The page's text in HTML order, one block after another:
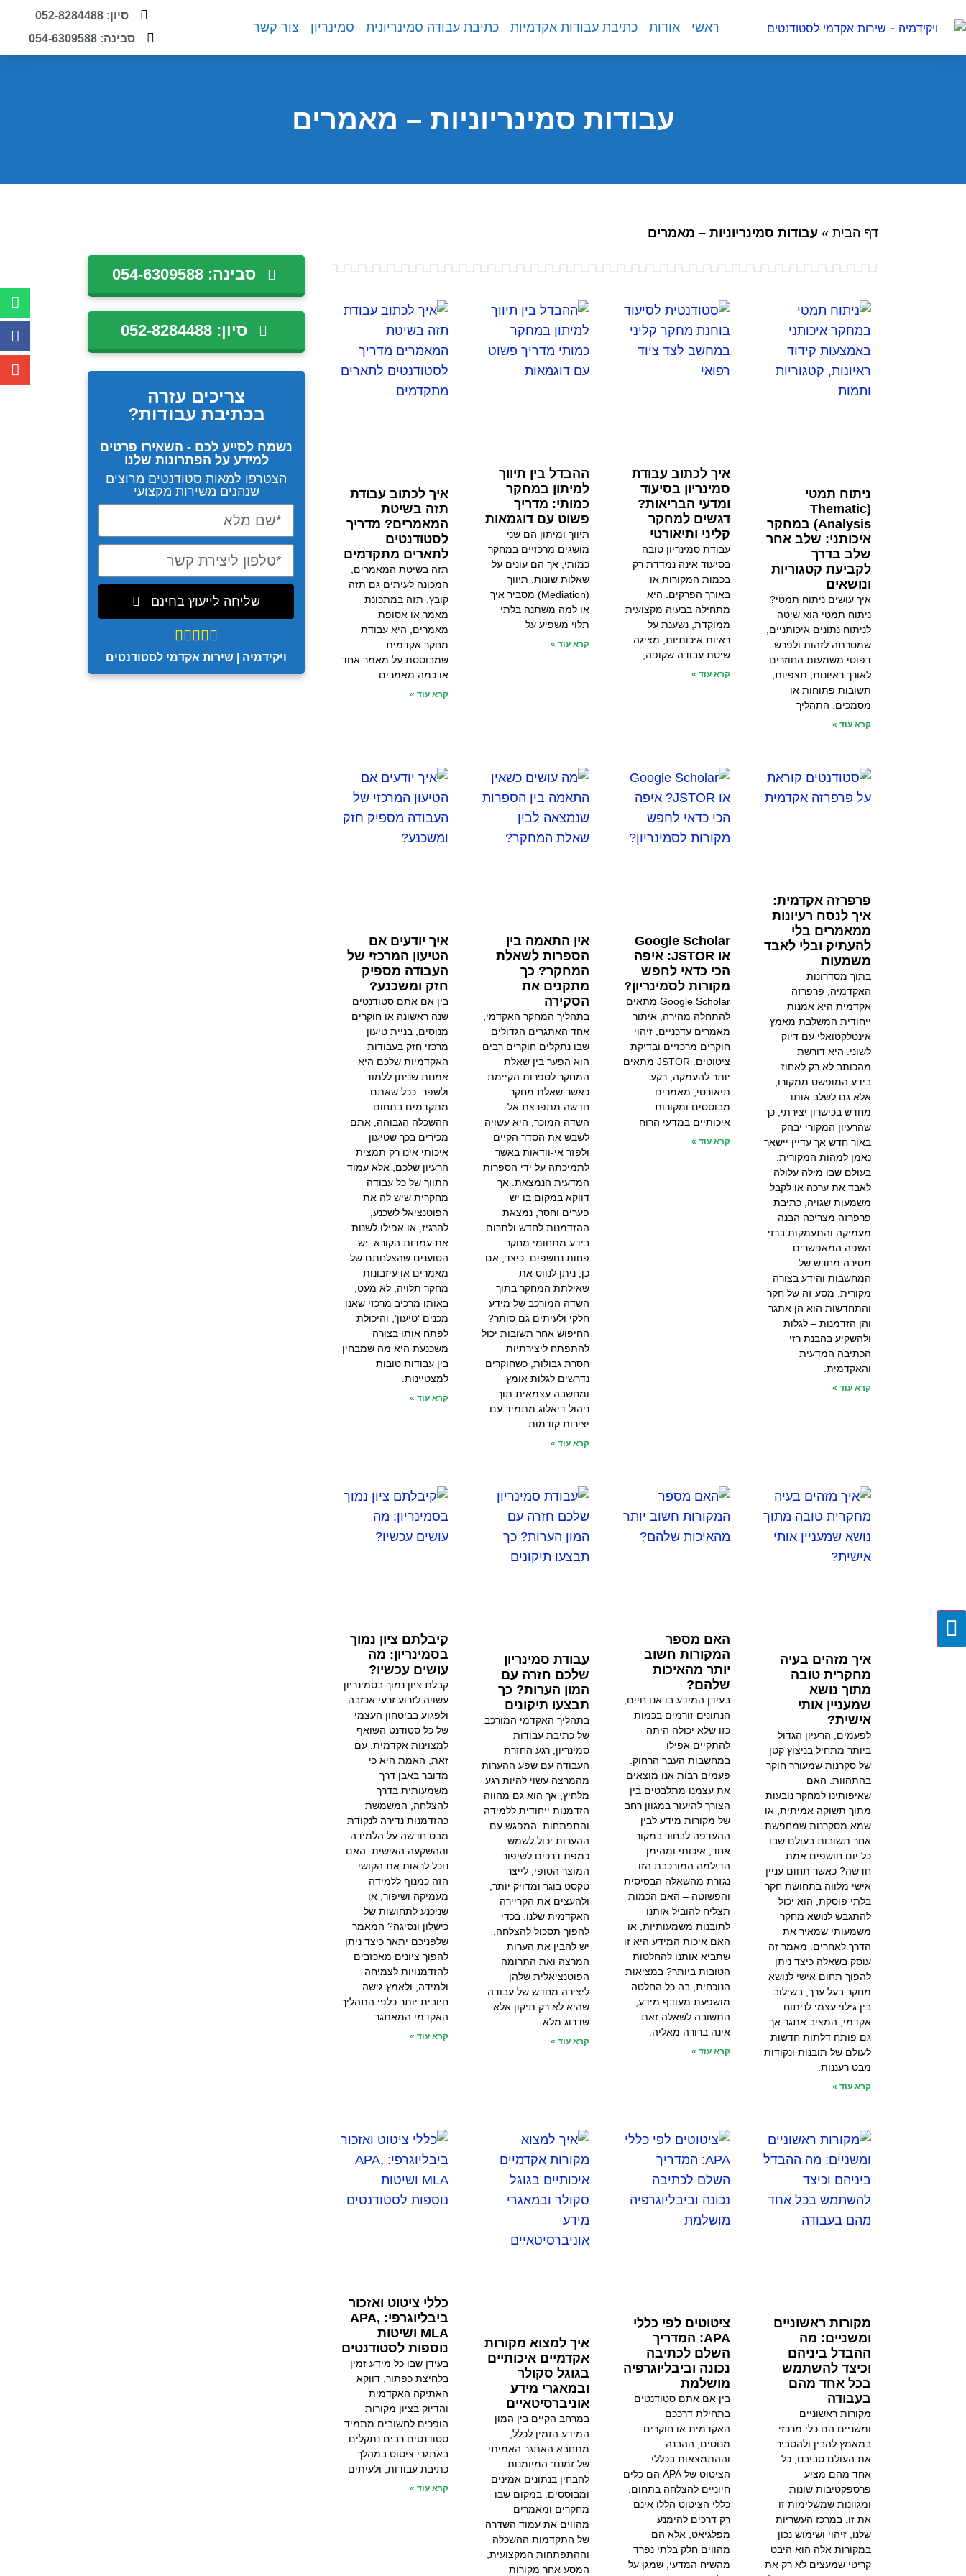
ראשי אודות כתיבת עבודות אקדמיות כתיבת עבודה סמינריונית סמינריון צור קשר
סיון: 052-8284488
סבינה: 054-6309588
עבודות סמינריוניות – מאמרים
דף הבית » עבודות סמינריוניות – מאמרים
ניתוח תמטי
(Thematic
Analysis) במחקר
איכותני: שלב אחר
שלב בדרך
לקביעת קטגוריות
ונושאים
איך עושים ניתוח תמטי?
ניתוח תמטי הוא שיטה
לניתוח נתונים איכותניים,
שמטרתה לזהות ולפרש
דפוסי משמעות החוזרים
לאורך ראיונות, תצפיות,
תשובות פתוחות או
מסמכים. התהליך
קרא עוד »
איך לכתוב עבודת
סמינריון בסיעוד
ומדעי הבריאות?
דגשים למחקר
קליני ותיאורטי
עבודת סמינריון טובה
בסיעוד אינה נמדדת רק
בכמות המקורות או
באורך הפרקים. היא
מתחילה בבעיה מקצועית
ממוקדת, נשענת על
ראיות איכותיות, מציגה
שיטת עבודה שקופה,
קרא עוד »
ההבדל בין תיווך
למיתון במחקר
כמותי: מדריך
פשוט עם דוגמאות
תיווך ומיתון הם שני
מושגים מרכזיים במחקר
כמותי, אך הם עונים על
שאלות שונות. תיווך
(Mediation) מסביר איך
או למה משתנה בלתי
תלוי משפיע על
קרא עוד »
איך לכתוב עבודת
תזה בשיטת
המאמרים? מדריך
לסטודנטים
לתארים מתקדמים
תזה בשיטת המאמרים,
המכונה לעיתים גם תזה
קובץ, תזה במתכונת
מאמר או אסופת
מאמרים, היא עבודת
מחקר אקדמית
שמבוססת על מאמר אחד
או כמה מאמרים
קרא עוד »
פרפרזה אקדמית:
איך לנסח רעיונות
ממאמרים בלי
להעתיק ובלי לאבד
משמעות
בתוך מסדרונות
האקדמיה, פרפרזה
אקדמית היא אמנות
ייחודית המשלבת מאמץ
אינטלקטואלי עם דיוק
לשוני. היא דורשת
מהכותב לא רק לאחוז
בידע המופשט ממקורו,
אלא גם לשלב אותו
מחדש בכישרון יצירתי, כך
שהרעיון המקורי יבהק
באור חדש אך עדיין יישאר
נאמן למהות המקורית.
בעולם שבו מילה עלולה
לאבד את ערכה או לקבל
משמעות שגויה, כתיבת
פרפרזה מצריכה הבנה
מעמיקה והתעמקות ברזי
השפה המאפשרים
מסירה מחדש של
המחשבות והידע בצורה
מקורית. מסע זה של חקר
והתחדשות הוא הן אתגר
והן הזדמנות – לגלות
ולהשקיע בהבנת רזי
הכתיבה המדעית
והאקדמית.
קרא עוד »
Google Scholar
או JSTOR: איפה
הכי כדאי לחפש
מקורות לסמינריון?
Google Scholar מתאים
להתחלה מהירה, איתור
מאמרים עדכניים, זיהוי
חוקרים מרכזיים ובדיקת
ציטוטים. JSTOR מתאים
יותר להעמקה, רקע
תיאורטי, מאמרים
מבוססים ומקורות
איכותיים במדעי הרוח
קרא עוד »
אין התאמה בין
הספרות לשאלת
המחקר? כך
מתקנים את
הסקירה
בתהליך המחקר האקדמי,
אחד האתגרים הגדולים
שבו נתקלים חוקרים רבים
הוא הפער בין שאלת
המחקר לספרות הקיימת.
כאשר שאלת מחקר
חדשה מתפרצת אל
השדה המוכר, היא עשויה
לשבש את הסדר הקיים
ולפזר אי-וודאות באשר
לתמיכתה על ידי הספרות
המדעית הנמצאת. אך
דווקא במקום בו יש
פערים וחסר, נמצאת
ההזדמנות לחדש ולתרום
בידע מתחומי מחקר
פחות נחשפים. כיצד, אם
כן, ניתן לנווט את
שאילתת המחקר בתוך
השדה המורכב של מידע
חלקי ולעיתים גם סותר?
החיפוש אחר תשובות יכול
להתפתח ליצירתיות
חסרת גבולות, כשחוקרים
נדרשים לגלות אומץ
ומחשבה עצמאית תוך
ניהול דיאלוג מתמיד עם
יצירות קודמות.
קרא עוד »
איך יודעים אם
הטיעון המרכזי של
העבודה מספיק
חזק ומשכנע?
בין אם אתם סטודנטים
שנה ראשונה או חוקרים
מנוסים, בניית טיעון
מרכזי חזק בעבודות
האקדמיות שלכם היא
אמנות שניתן ללמוד
ולשפר. ככל שאתם
מתקדמים בתחום
ההשכלה הגבוהה, אתם
מכירים בכך שטיעון
איכותי אינו רק תמצית
הרעיון שלכם, אלא עמוד
התווך של כל עבודה
מחקרית שיש לה את
הפוטנציאל לשכנע,
להרגיז, או אפילו לשנות
את עמדות הקורא. יש
הטוענים שהצלחתם של
מאמרים או עיזבונות
מחקר תלויה, לא מעט,
באותו מרכיב מרכזי שאנו
מכנים ‘טיעון’, והיכולת
לפתח אותו בצורה
משכנעת היא מה שמבחין
בין עבודות טובות
למצטיינות.
קרא עוד »
איך מזהים בעיה
מחקרית טובה
מתוך נושא
שמעניין אותי
אישית?
לפעמים, הרעיון הגדול
ביותר מתחיל בניצוץ קטן
של סקרנות שמעורר חוקר
בהתהוות. האם
שאיפותינו למחקר נובעות
מתוך תשוקה אמיתית, או
שמא מסקרנות שמחפשת
אחר תשובות בעולם שבו
כל יום חושפים אמת
חדשה? כאשר תחום עניין
אישי מלווה בתחושת חקר
בלתי פוסקת, הוא יכול
להתגבש לנושא מחקר
משמעותי שמאיר את
הדרך לאחרים. מאמר זה
עוסק בשאלה כיצד ניתן
להפוך תחום אישי לנושא
מחקר בעל ערך, בשילוב
בין גילוי עצמי לניתוח
אקדמי, המציב אתגר אך
גם פותח דלתות חדשות
לעולם של תובנות ונקודות
מבט רעננות.
קרא עוד »
האם מספר
המקורות חשוב
יותר מהאיכות
שלהם?
בעידן המידע בו אנו חיים,
הנתונים זורמים בכמות
כזו שלא יכולה היתה
להתקיים אפילו
במחשבות העבר הרחוק.
פעמים רבות אנו מוצאים
את עצמנו מתלבטים בין
הצורך להיעזר במגוון רחב
של מקורות מידע לבין
ההעדפה לבחור במקור
אחד, איכותי ומהימן.
הדילמה המורכבת הזו
נגזרת מהשאלה הבסיסית
והפשוטה – האם הכמות
תצליח להוביל אותנו
לתובנות משמעותיות, או
האם איכות המידע היא זו
שתביא אותנו להחלטות
הטובות ביותר? במציאות
הנוכחית, בה כל החלטה
מושפעת מעודף מידע,
התשובה לשאלה זאת
אינה ברורה מאליה.
קרא עוד »
עבודת סמינריון
שלכם חזרה עם
המון הערות? כך
תבצעו תיקונים
בתהליך האקדמי המורכב
של כתיבת עבודות
סמינריון, רגע החזרת
העבודה עם שפע ההערות
מהמרצה עשוי להיות רגע
מלחיץ, אך הוא גם מהווה
הזדמנות ייחודית ללמידה
והתפתחות. המפגש עם
ההערות יכול לשמש
כמפת דרכים לשיפור
המוצר הסופי, לייצר
טקסט בוגר ומדויק יותר,
ולהעצים את הקריירה
האקדמית שלנו. בכדי
להפוך תסכול להצלחה,
יש להבין את הערות
המרצה ואת התרומה
הפוטנציאלית שלהן
ליצירה מחדש של עבודה
שהיא לא רק תיקון אלא
שדרוג מלא.
קרא עוד »
קיבלתם ציון נמוך
בסמינריון: מה
עושים עכשיו?
קבלת ציון נמוך בסמינריון
עשויה לזרוע זרעי אכזבה
ולפגוע בביטחון העצמי
של כל סטודנט השואף
למצוינות אקדמית. עם
זאת, האמת היא כי
מדובר באבן דרך
משמעותית בדרך
להצלחה, המשמשת
כהזדמנות נדירה לנקודת
מבט חדשה על הלמידה
וההשקעה האישית. האם
נוכל לראות את הקושי
הזה כמנוף ללמידה
מעמיקה ושיפור, או
שניכנע לתחושות של
כישלון ונסיגה? המאמר
שלפניכם יתאר כיצד ניתן
להפוך ציונים מאכזבים
להזדמנויות לצמיחה
ולמידה, ולאמץ גישה
חיובית יותר כלפי התהליך
האקדמי המאתגר.
קרא עוד »
מקורות ראשוניים
ומשניים: מה
ההבדל ביניהם
וכיצד להשתמש
בכל אחד מהם
בעבודה
מקורות ראשוניים
ומשניים הם כלי מרכזי
במאמץ להבין ולהסביר
את העולם סביבנו, כל
אחד מהם מציע
פרספקטיבות שונות
ומגוונות שמשלימות זו
את זו. במרכז העשריות
שלנו, זיהוי ושימוש נכון
במקורות אלה הוא היבט
קריטי שמעצים לא רק את
ציטוטים לפי כללי
APA: המדריך
השלם לכתיבה
נכונה וביבליוגרפיה
מושלמת
בין אם אתם סטודנטים
בתחילת דרככם
האקדמית או חוקרים
מנוסים, ההבנה
וההתמצאות בכללי
הציטוט של APA הם כלים
חיוניים להצלחה בתחום.
כללי הציטוט הללו אינם
רק דרכים להימנע
מפלגיאט, אלא הם
מהווים חלק בלתי נפרד
מהשיח המדעי, שמגן על
איך למצוא מקורות
אקדמיים איכותיים
בגוגל סקולר
ובמאגרי מידע
אוניברסיטאיים
במרחב הקיים בין המון
המידע הזמין לכלל,
מתחבא האתגר האמיתי
של זמננו: המיומנות
להבחין בנתונים אמינים
ומבוססים. במקום שבו
מחקרים ומאמרים
מהווים את עמוד השדרה
של התקדמות ההשכלה
וההתפתחות המקצועית,
המסע אחר מקורות
כללי ציטוט ואזכור
ביבליוגרפי: APA,
MLA ושיטות
נוספות לסטודנטים
בעידן שבו כל מידע זמין
בלחיצת כפתור, דווקא
האתיקה האקדמית
והדיוק בציון מקורות
הופכים לחשובים מתמיד.
סטודנטים רבים נתקלים
באתגרי ציטוט במהלך
כתיבת עבודות, ולעיתים
קרא עוד »
סבינה: 054-6309588
סיון: 052-8284488
צריכים עזרה
בכתיבת עבודות?
נשמח לסייע לכם - השאירו פרטים
למידע על הפתרונות שלנו
הצטרפו למאות סטודנטים מרוצים
שנהנים משירות מקצועי
שליחה לייעוץ בחינם





ויקידמיה | שירות אקדמי לסטודנטים